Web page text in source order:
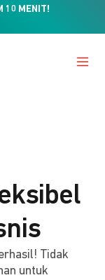
10 MENIT!
Tidak
untuk